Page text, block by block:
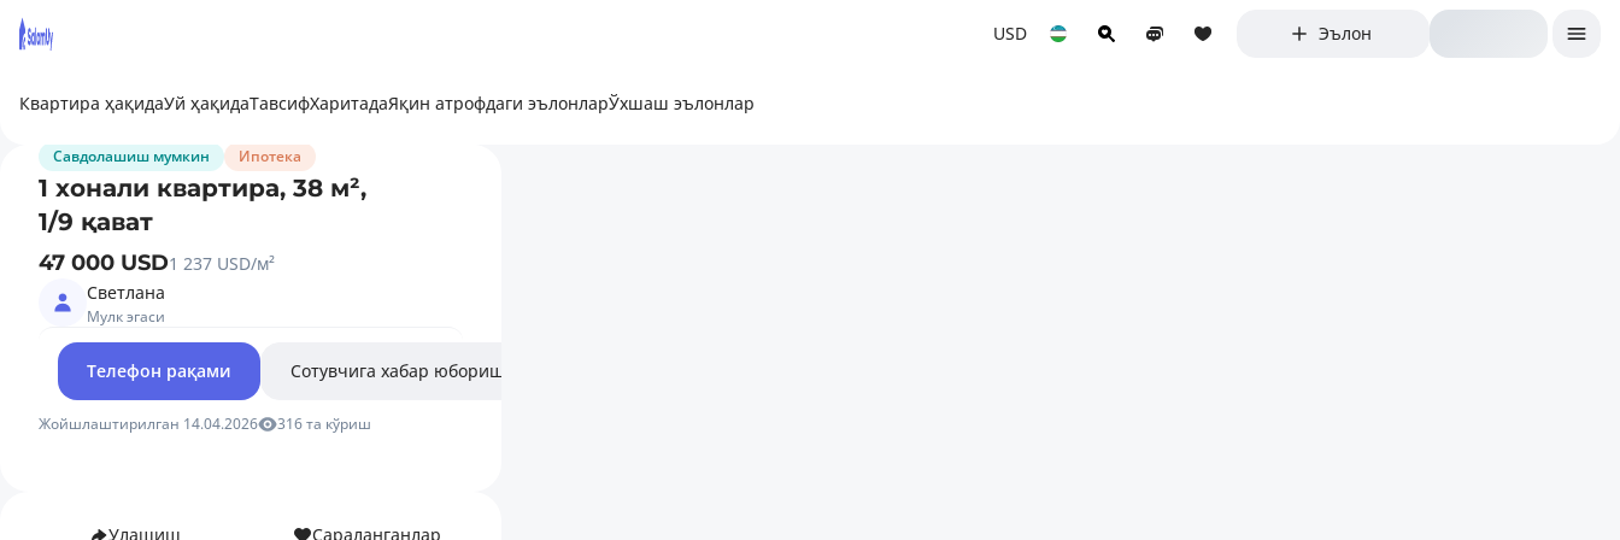
USD Эълон
Квартира ҳақидаУй ҳақидаТавсифХаритадаЯқин атрофдаги эълонларЎхшаш эълонлар
Савдолашиш мумкин Ипотека
1 хонали квартира, 38 м²,
1/9 қават
47 000 USD1 237 USD/м²
Светлана
Мулк эгаси
Телефон рақами Сотувчига хабар юбориш
Жойшлаштирилган 14.04.2026 316 та кўриш
Улашиш Сараланганлар